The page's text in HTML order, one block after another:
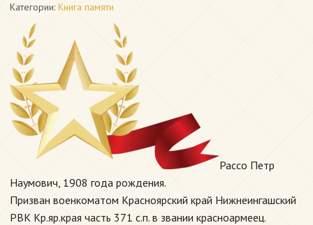
Категории: Книга памяти
Рассо Петр
Наумович, 1908 года рождения.
Призван военкоматом Красноярский край Нижнеингашский
РВК Кр.яр.края часть 371 с.п. в звании красноармеец.